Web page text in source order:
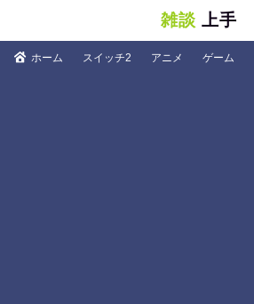
雑談 上手
ホーム スイッチ2 アニメ ゲーム